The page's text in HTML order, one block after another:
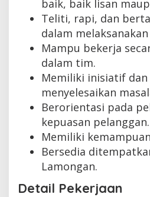
baik, baik lisan
Teliti, rapi, dan
dalam
Mampu bekerja
dalam tim.
Memiliki inisiatif
menyelesaikan
Berorientasi pada
kepuasan pelanggan.
Memiliki
Bersedia
Lamongan.
Detail Pekerjaan